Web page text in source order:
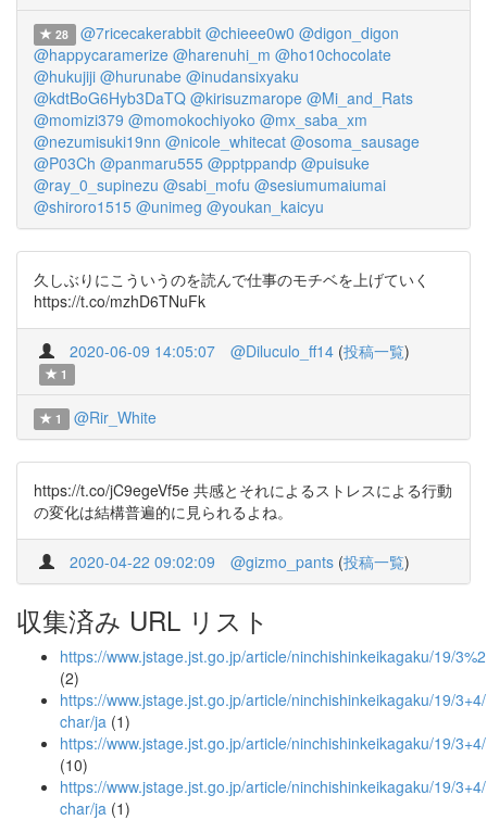
28 @7ricecakerabbit @chieee0w0 @digon_digon
@happycaramerize @harenuhi_m @ho10chocolate
@hukujiji @hurunabe @inudansixyaku
@kdtBoG6Hyb3DaTQ @kirisuzmarope @Mi_and_Rats
@momizi379 @momokochiyoko @mx_saba_xm
@nezumisuki19nn @nicole_whitecat @osoma_sausage
@P03Ch @panmaru555 @pptppandp @puisuke
@ray_0_supinezu @sabi_mofu @sesiumumaiumai
@shiroro1515 @unimeg @youkan_kaicyu
久しぶりにこういうのを読んで仕事のモチベを上げていく
https://t.co/mzhD6TNuFk
2020-06-09 14:05:07 @Diluculo_ff14 (投稿一覧)
1
1 @Rir_White
https://t.co/jC9egeVf5e 共感とそれによるストレスによる行動
の変化は結構普遍的に見られるよね。
2020-04-22 09:02:09 @gizmo_pants (投稿一覧)
収集済み URL リスト
https://www.jstage.jst.go.jp/article/ninchishinkeikagaku/19/
(2)
https://www.jstage.jst.go.jp/article/ninchishinkeikagaku/19/
char/ja (1)
https://www.jstage.jst.go.jp/article/ninchishinkeikagaku/19/
(10)
https://www.jstage.jst.go.jp/article/ninchishinkeikagaku/19/
char/ja (1)